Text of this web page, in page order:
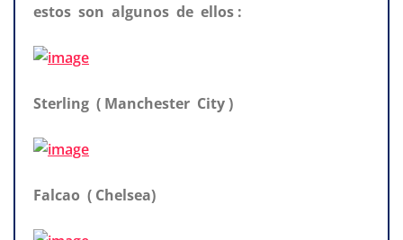
estos son algunos de ellos :
Sterling ( Manchester City )
Falcao ( Chelsea)